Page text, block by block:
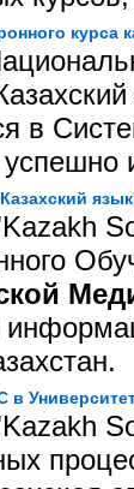
в
в